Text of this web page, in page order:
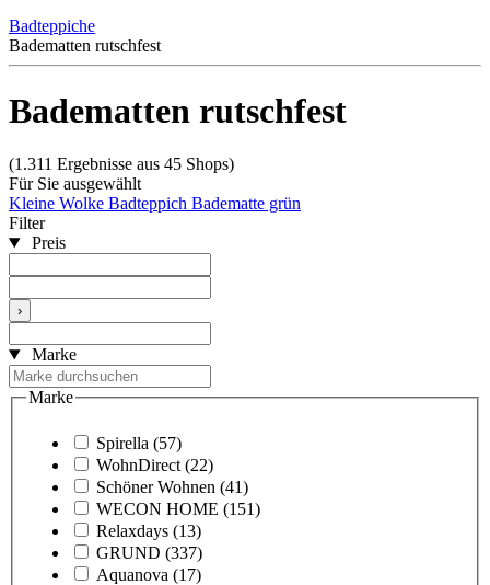
Badteppiche
Badematten rutschfest
Badematten rutschfest
(1.311 Ergebnisse aus 45 Shops)
Für Sie ausgewählt
Kleine Wolke Badteppich Badematte grün
Filter
Preis
›
Marke
Marke
Spirella (57)
WohnDirect (22)
Schöner Wohnen (41)
WECON HOME (151)
Relaxdays (13)
GRUND (337)
Aquanova (17)